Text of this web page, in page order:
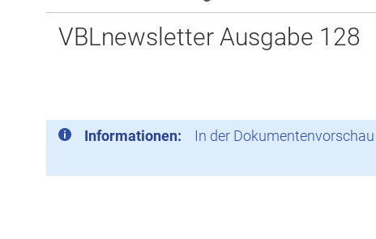
Zurück
VBLnewsletter Ausgabe 128
Informationen: In der